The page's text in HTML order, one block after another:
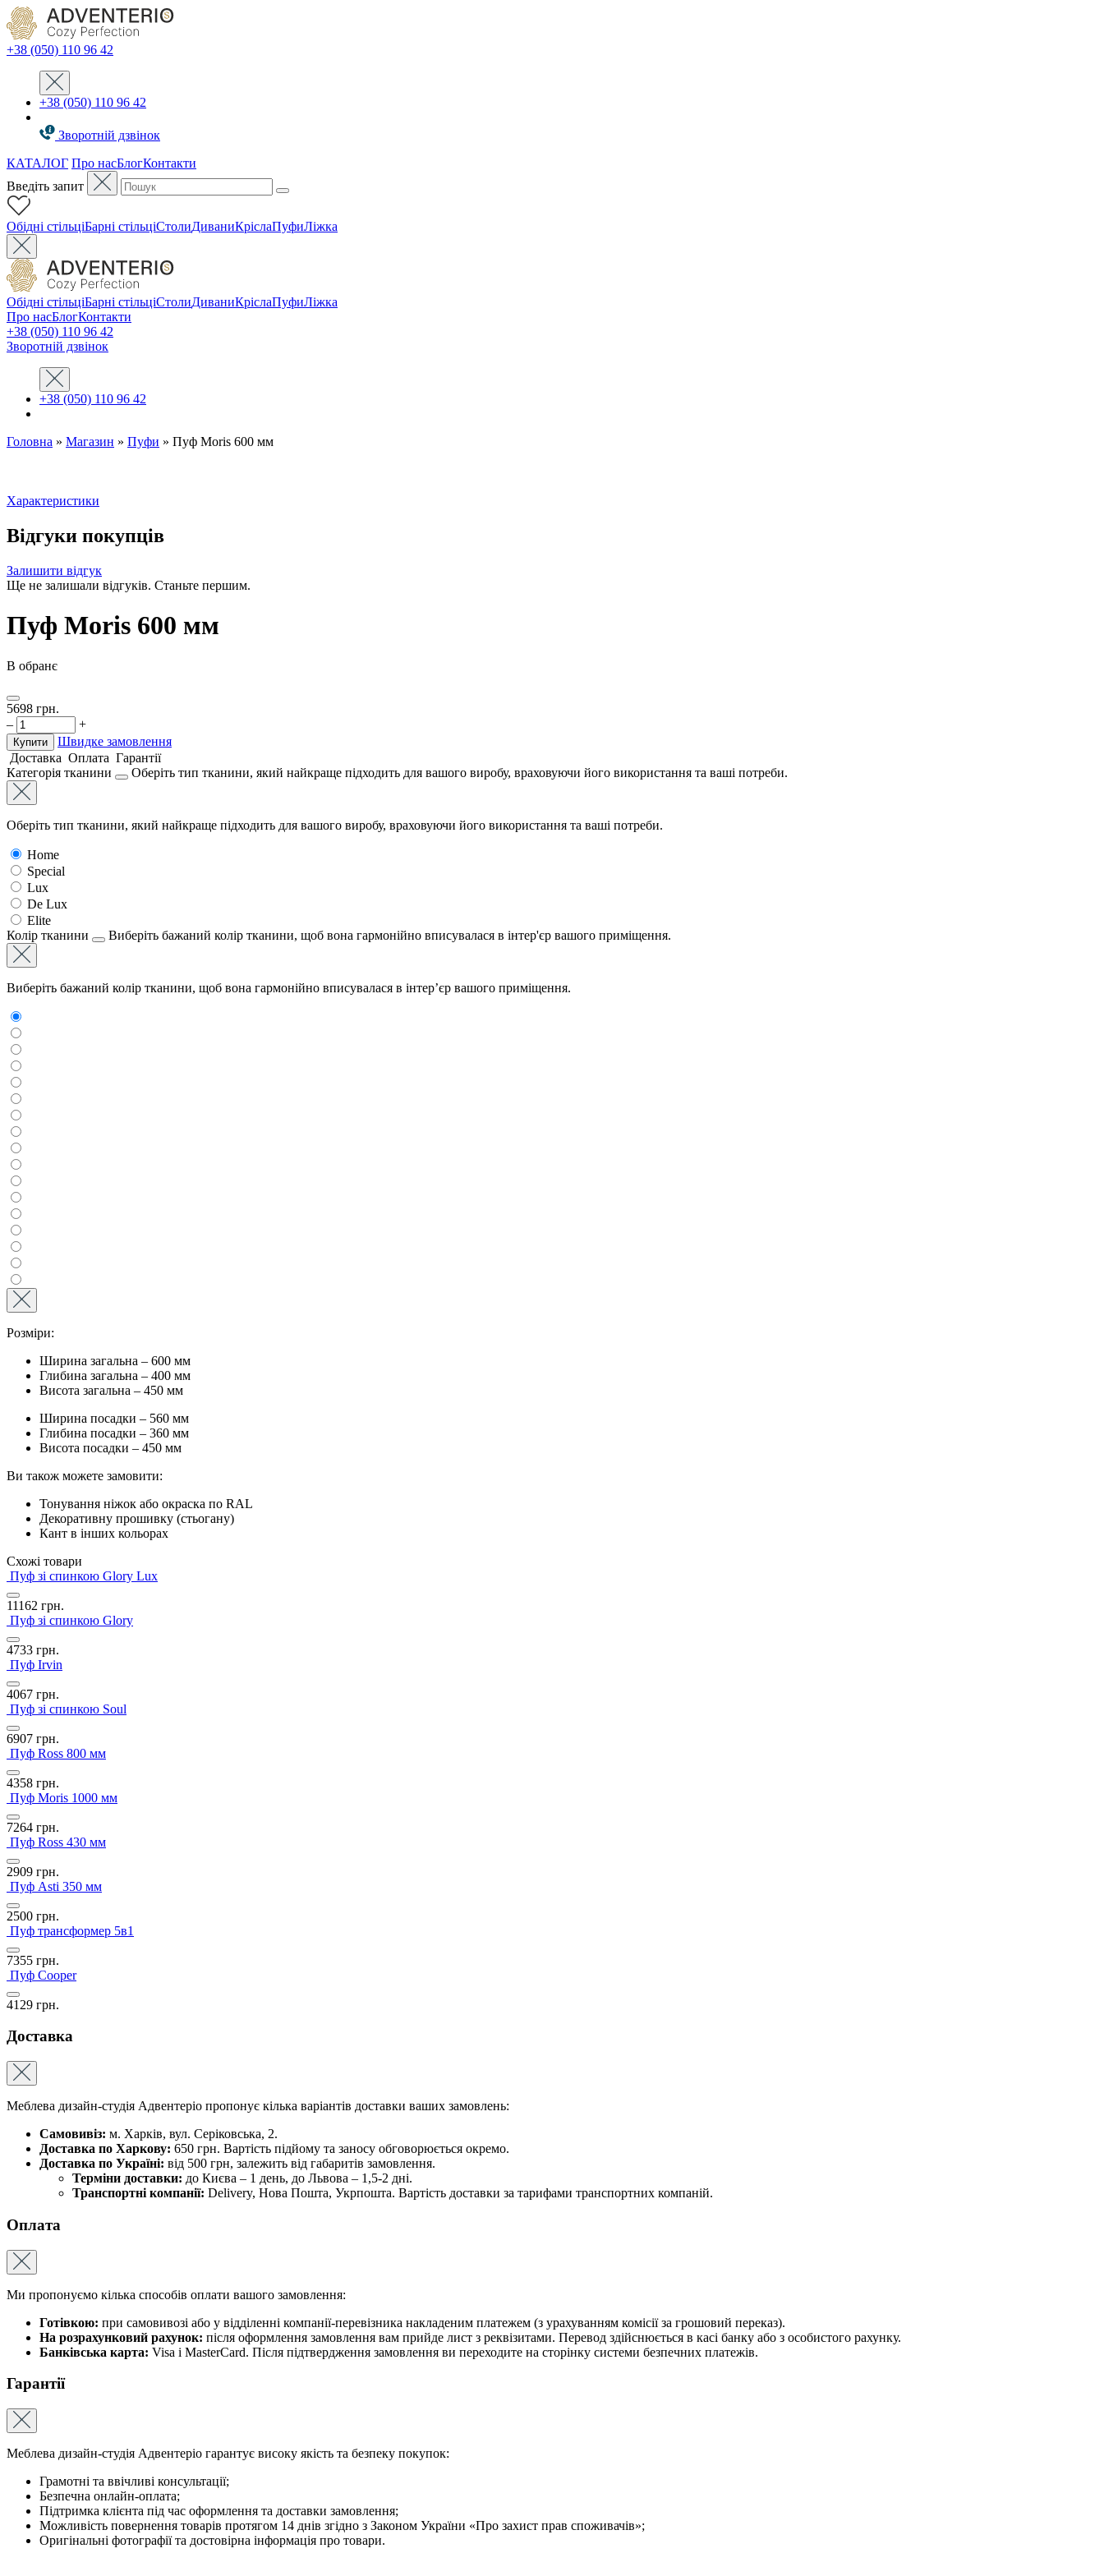
+38 (050) 110 96 42
+38 (050) 110 96 42
Зворотній дзвінок
КАТАЛОГ Про насБлогКонтакти
Введіть запит
Oбідні стільціБарні стільціСтолиДиваниКріслаПуфиЛіжка
Oбідні стільціБарні стільціСтолиДиваниКріслаПуфиЛіжка
Про насБлогКонтакти
+38 (050) 110 96 42
Зворотній дзвінок
+38 (050) 110 96 42
Головна » Магазин » Пуфи » Пуф Moris 600 мм
Характеристики
Відгуки покупців
Залишити відгук
Ще не залишали відгуків. Станьте першим.
Пуф Moris 600 мм
В обранє
5698 грн.
–
+
Купити
Швидке замовлення
Доставка Оплата Гарантії
Категорія тканини
Оберіть тип тканини, який найкраще підходить для вашого виробу, враховуючи його використання та ваші потреби.
Оберіть тип тканини, який найкраще підходить для вашого виробу, враховуючи його використання та ваші потреби.
Home
Special
Lux
De Lux
Elite
Колір тканини
Виберіть бажаний колір тканини, щоб вона гармонійно вписувалася в інтер'єр вашого приміщення.
Виберіть бажаний колір тканини, щоб вона гармонійно вписувалася в інтер’єр вашого приміщення.
Розміри:
Ширина загальна – 600 мм
Глибина загальна – 400 мм
Висота загальна – 450 мм
Ширина посадки – 560 мм
Глибина посадки – 360 мм
Висота посадки – 450 мм
Ви також можете замовити:
Тонування ніжок або окраска по RAL
Декоративну прошивку (стьогану)
Кант в інших кольорах
Схожі товари
Пуф зі спинкою Glory Lux
11162 грн.
Пуф зі спинкою Glory
4733 грн.
Пуф Irvin
4067 грн.
Пуф зі спинкою Soul
6907 грн.
Пуф Ross 800 мм
4358 грн.
Пуф Moris 1000 мм
7264 грн.
Пуф Ross 430 мм
2909 грн.
Пуф Asti 350 мм
2500 грн.
Пуф трансформер 5в1
7355 грн.
Пуф Cooper
4129 грн.
Доставка
Меблева дизайн-студія Адвентеріо пропонує кілька варіантів доставки ваших замовлень:
Самовивіз: м. Харків, вул. Серіковська, 2.
Доставка по Харкову: 650 грн. Вартість підйому та заносу обговорюється окремо.
Доставка по Україні: від 500 грн, залежить від габаритів замовлення.
Терміни доставки: до Києва – 1 день, до Львова – 1,5-2 дні.
Транспортні компанії: Delivery, Нова Пошта, Укрпошта. Вартість доставки за тарифами транспортних компаній.
Оплата
Ми пропонуємо кілька способів оплати вашого замовлення:
Готівкою: при самовивозі або у відділенні компанії-перевізника накладеним платежем (з урахуванням комісії за грошовий переказ).
На розрахунковий рахунок: після оформлення замовлення вам прийде лист з реквізитами. Перевод здійснюється в касі банку або з особистого рахунку.
Банківська карта: Visa і MasterCard. Після підтвердження замовлення ви переходите на сторінку системи безпечних платежів.
Гарантії
Меблева дизайн-студія Адвентеріо гарантує високу якість та безпеку покупок:
Грамотні та ввічливі консультації;
Безпечна онлайн-оплата;
Підтримка клієнта під час оформлення та доставки замовлення;
Можливість повернення товарів протягом 14 днів згідно з Законом України «Про захист прав споживачів»;
Оригінальні фотографії та достовірна інформація про товари.